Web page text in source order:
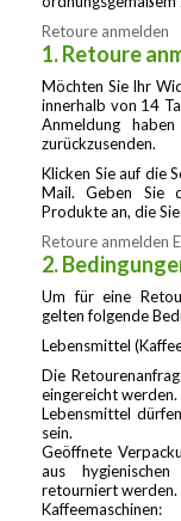
Retoure anmelden
1. Retoure
Möchten Sie Ihr
innerhalb von 14
Anmeldung
zurückzusenden.
Klicken Sie auf die
Mail. Geben Sie
Produkte an, die
Retoure anmelden
2.
Um für eine
gelten folgende
Lebensmittel
Die
eingereicht werden.
Lebensmittel
sein.
Geöffnete
aus
retourniert werden.
Kaffeemaschinen: